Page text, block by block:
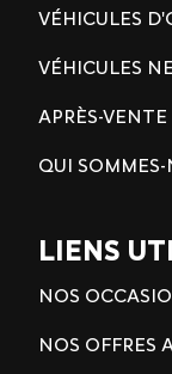
VÉHICULES
VÉHICULES
APRÈS-VENTE
QUI SOMMES-
LIENS
NOS
NOS OFFRES